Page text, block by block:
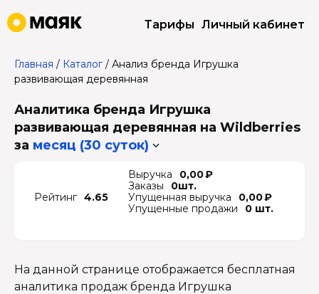
Тарифы Личный кабинет
Главная / Каталог/ Анализ бренда Игрушка
развивающая деревянная
Аналитика бренда Игрушка
развивающая деревянная на Wildberries
за месяц (30 суток)
Рейтинг 4.65
Выручка
0,00 ₽
Заказы
0шт.
Упущенная выручка
0,00 ₽
Упущенные продажи
0 шт.
На данной странице отображается бесплатная
аналитика продаж бренда Игрушка